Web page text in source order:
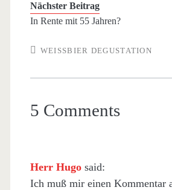
Nächster Beitrag
In Rente mit 55 Jahren?
WEISSBIER DEGUSTATION
5 Comments
Herr Hugo said:
Ich muß mir einen Kommentar